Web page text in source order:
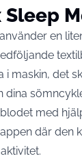
Sleep
en
i maskin, det
med
där den